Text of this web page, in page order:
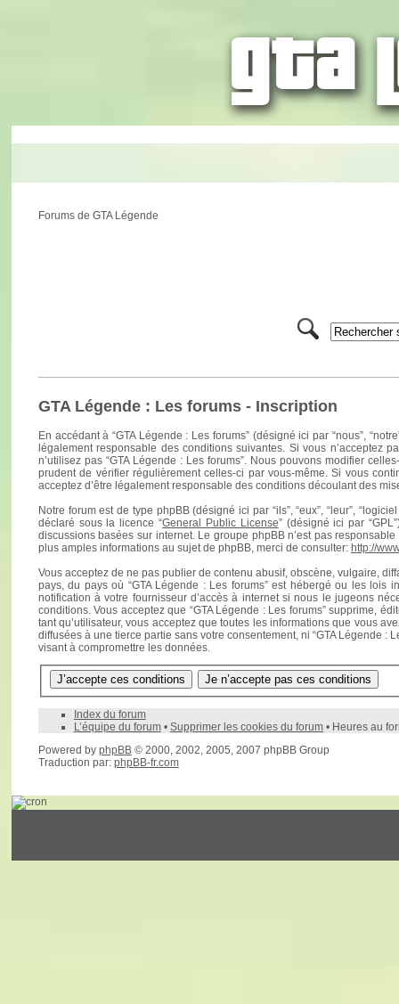
Forums de GTA Légende
GTA Légende : Les forums - Inscription
En accédant à “GTA Légende : Les forums” (désigné ici par “nous”,
légalement responsable des conditions suivantes. Si vous n’acceptez
n’utilisez pas “GTA Légende : Les forums”. Nous pouvons modifier
prudent de vérifier régulièrement celles-ci par vous-même. Si vous
acceptez d’être légalement responsable des conditions découlant des
Notre forum est de type phpBB (désigné ici par “ils”, “eux”, “leur”,
déclaré sous la licence “General Public License” (désigné ici par
discussions basées sur internet. Le groupe phpBB n’est pas
plus amples informations au sujet de phpBB, merci de consulter: http://
Vous acceptez de ne pas publier de contenu abusif, obscène, vulgaire,
pays, du pays où “GTA Légende : Les forums” est hébergé ou les
notification à votre fournisseur d’accès à internet si nous le jugeons
conditions. Vous acceptez que “GTA Légende : Les forums” supprime,
tant qu’utilisateur, vous acceptez que toutes les informations que vous
diffusées à une tierce partie sans votre consentement, ni “GTA Légende
visant à compromettre les données.
Index du forum
L’équipe du forum• Supprimer les cookies du forum• Heures au
Powered by phpBB© 2000, 2002, 2005, 2007 phpBB Group
Traduction par: phpBB-fr.com